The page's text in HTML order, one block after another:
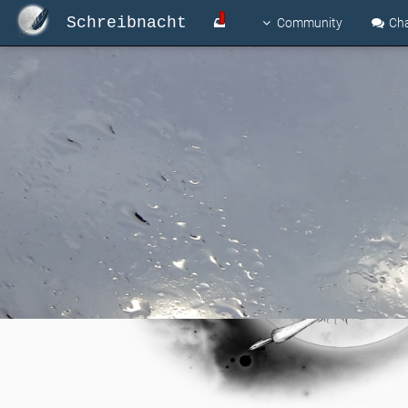
Schreibnacht Community